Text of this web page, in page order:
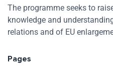
The programme seeks to
knowledge and
relations and of EU
Pages